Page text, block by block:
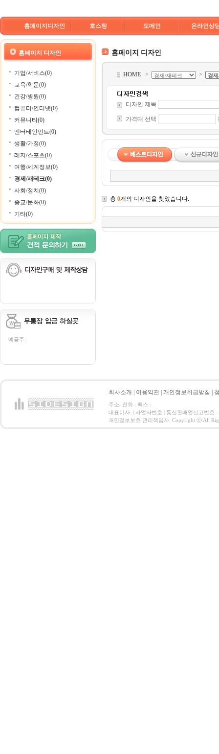
홈페이지디자인 호스팅 도메인 온라인상
홈페이지 디자인
기업/서비스(0)
교육/학문(0)
건강/병원(0)
컴퓨터/인터넷(0)
커뮤니티(0)
엔터테인먼트(0)
생활/가정(0)
레저/스포츠(0)
여행/세계정보(0)
경제/재테크(0)
사회/정치(0)
종교/문화(0)
기타(0)
예금주:
홈페이지 디자인
HOME > >
디자인 제목
가격대 선택
총 0개의 디자인을 찾았습니다.
회사소개 이용약관 개인정보취급방침
주소: 전화 : 팩스 :
대표이사: | 사업자번호 | 통신판매업신고번호 :
개인정보보호 관리책임자: Copyright ⓒ All